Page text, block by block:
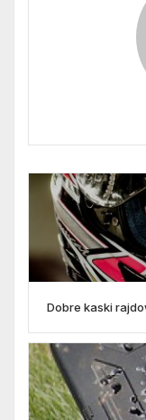
Dobre kaski